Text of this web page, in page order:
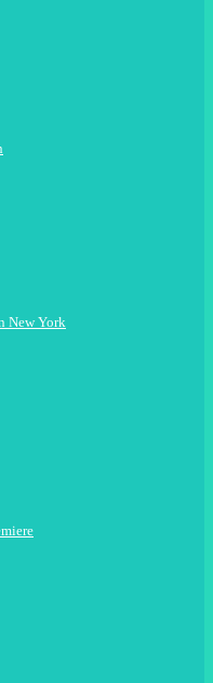
New York